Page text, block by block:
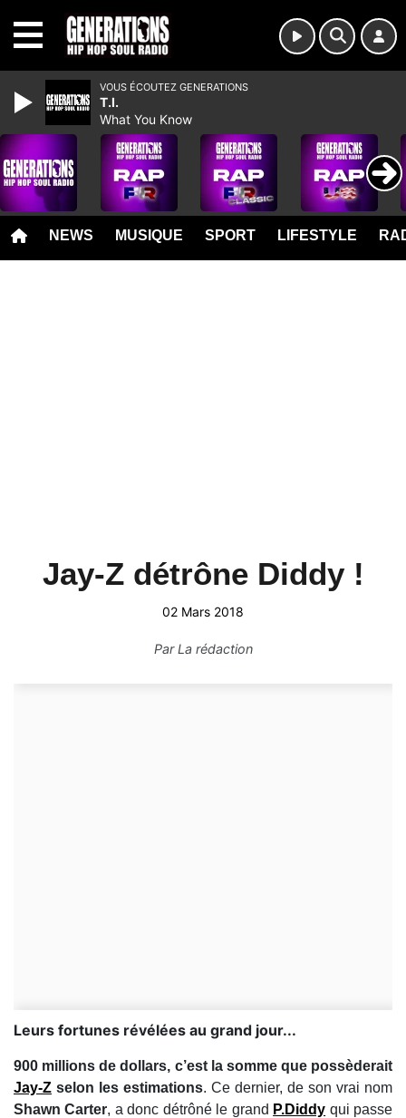
NEWS MUSIQUE SPORT LIFESTYLE
Jay-Z détrône Diddy !
02 Mars 2018
ParLa rédaction
Leurs fortunes révélées au grand jour...
900 millions de dollars, c’est la somme que possèderait
Jay-Z selon les estimations. Ce dernier, de son vrai nom
Shawn Carter, a donc détrôné le grand P.Diddy qui passe
VOUS ÉCOUTEZ GENERATIONS
T.I.
What You Know